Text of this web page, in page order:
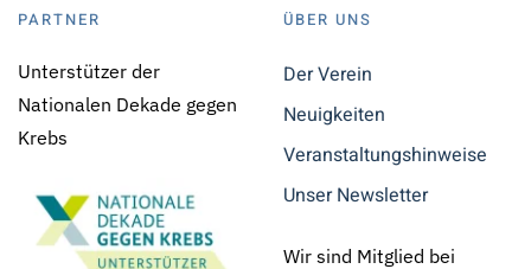
PARTNER
Unterstützer der
Nationalen Dekade gegen
Krebs
ÜBER UNS
Der Verein
Neuigkeiten
Veranstaltungshinweise
Unser Newsletter
Wir sind Mitglied bei